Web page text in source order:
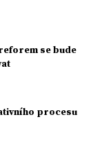
se bude
procesu